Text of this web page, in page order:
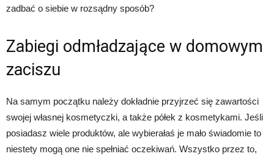
zadbać o siebie w rozsądny sposób?
Zabiegi odmładzające w domowym
zaciszu
Na samym początku należy dokładnie przyjrzeć się zawartości
swojej własnej kosmetyczki, a także półek z kosmetykami. Jeśli
posiadasz wiele produktów, ale wybierałaś je mało świadomie to
niestety mogą one nie spełniać oczekiwań. Wszystko przez to,